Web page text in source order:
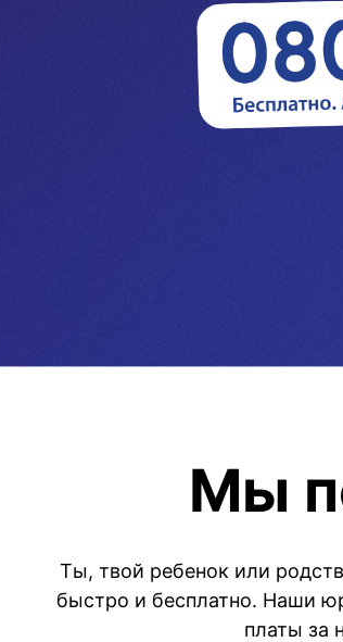
Мы
Ты, твой ребенок или
быстро и бесплатно. Наши
платы за